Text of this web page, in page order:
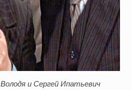
Володя и Сергей Ипатьевич